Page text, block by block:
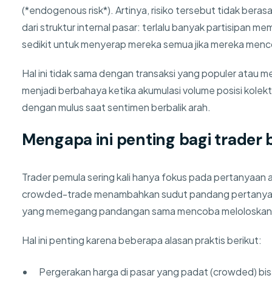
(*endogenous risk*). Artinya, risiko tersebut tidak
dari struktur internal pasar: terlalu banyak partisipan
sedikit untuk menyerap mereka semua jika mereka
Hal ini tidak sama dengan transaksi yang populer atau
menjadi berbahaya ketika akumulasi volume posisi
dengan mulus saat sentimen berbalik arah.
Mengapa ini penting bagi trader
Trader pemula sering kali hanya fokus pada pertanyaan
crowded-trade menambahkan sudut pandang
yang memegang pandangan sama mencoba
Hal ini penting karena beberapa alasan praktis berikut:
Pergerakan harga di pasar yang padat (crowded)